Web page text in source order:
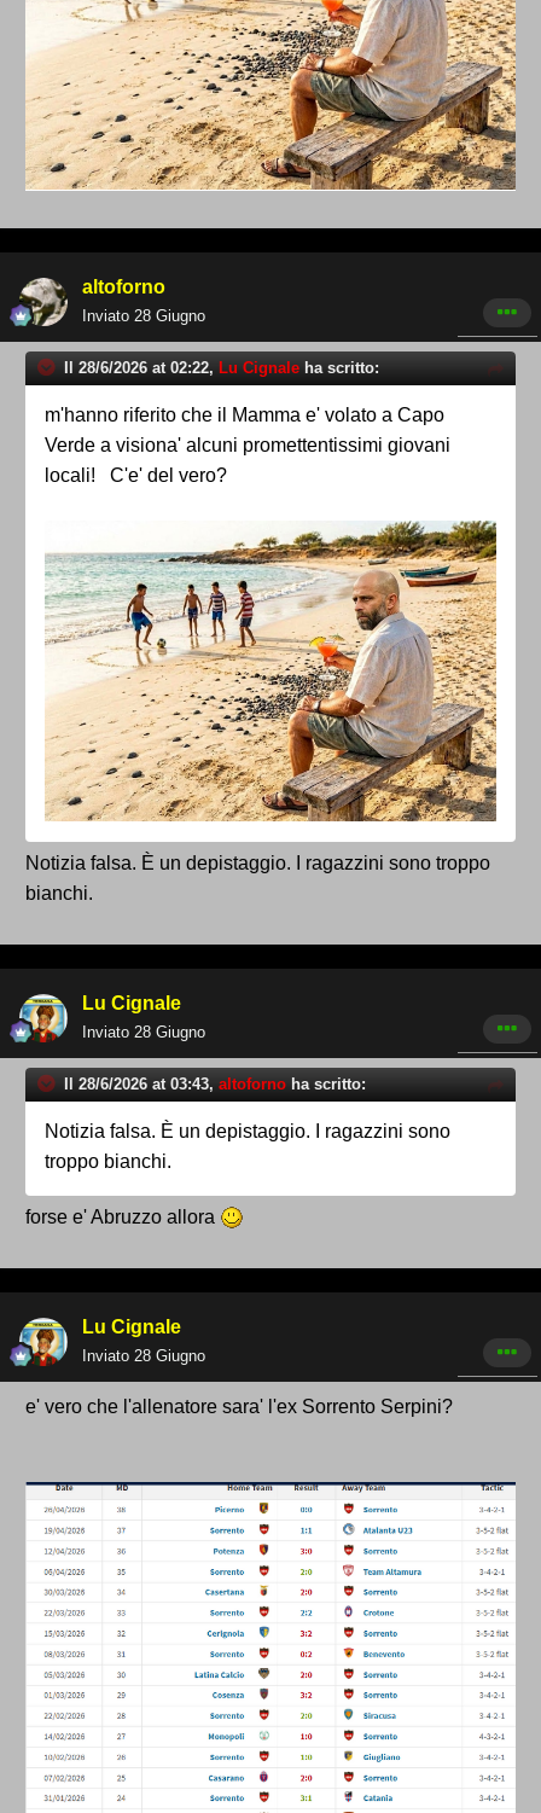
altoforno
Inviato 28 Giugno
Il 28/6/2026 at 02:22, Lu Cignale ha scritto:
m'hanno riferito che il Mamma e' volato a Capo
Verde a visiona' alcuni promettentissimi giovani
locali! C'e' del vero?
Notizia falsa. È un depistaggio. I ragazzini sono troppo
bianchi.
Lu Cignale
Inviato 28 Giugno
Il 28/6/2026 at 03:43, altoforno ha scritto:
Notizia falsa. È un depistaggio. I ragazzini sono
troppo bianchi.
forse e' Abruzzo allora
Lu Cignale
Inviato 28 Giugno
e' vero che l'allenatore sara' l'ex Sorrento Serpini?